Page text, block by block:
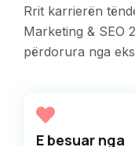
Rrit karrierën
Marketing & SEO
përdorura nga
E besuar nga